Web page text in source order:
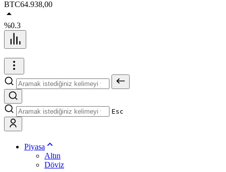
BTC64.938,00
%0.3
Esc
Piyasa
Altın
Döviz